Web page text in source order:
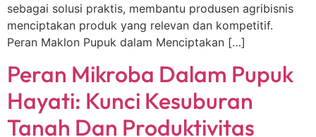
sebagai solusi praktis, membantu produsen agribisnis
menciptakan produk yang relevan dan kompetitif.
Peran Maklon Pupuk dalam Menciptakan […]
Peran Mikroba Dalam Pupuk
Hayati: Kunci Kesuburan
Tanah Dan Produktivitas